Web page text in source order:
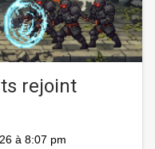
rejoint
à 8:07 pm